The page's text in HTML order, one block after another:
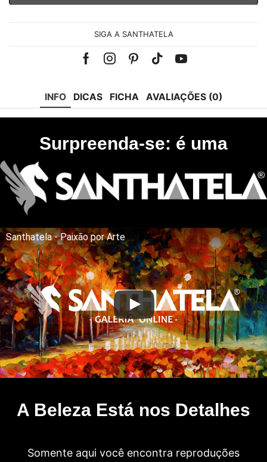
SIGA A SANTHATELA
FacebookInstagramPinterest
Tik-Youtube
INFO DICAS FICHA AVALIAÇÕES (0)
Surpreenda-se: é uma
Santhatela - Paixão por Arte
A Beleza Está nos Detalhes
Somente aqui você encontra reproduções